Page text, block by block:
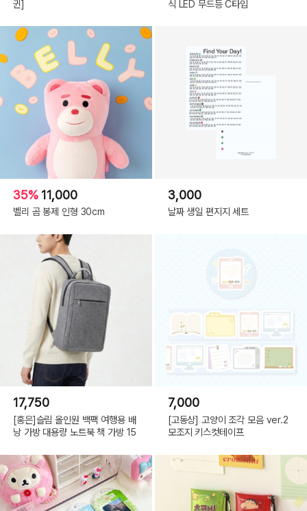
귄]
식 LED 무드등 C타입
35% 11,000
벨리 곰 봉제 인형 30cm
3,000
날짜 생일 편지지 세트
17,750
[홍은]슬림 올인원 백팩 여행용 배
낭 가방 대용량 노트북 책 가방 15
7,000
[고동상] 고양이 조각 모음 ver.2
모조지 키스컷테이프